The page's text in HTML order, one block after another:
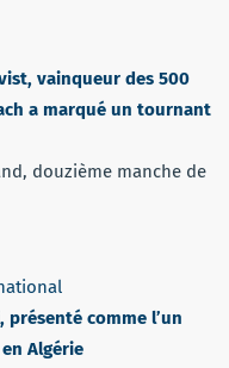
vainqueur des 500
a marqué un tournant
douzième manche de
présenté comme l’un
Algérie